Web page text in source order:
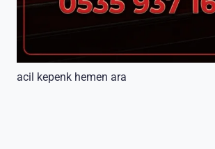
acil kepenk hemen ara